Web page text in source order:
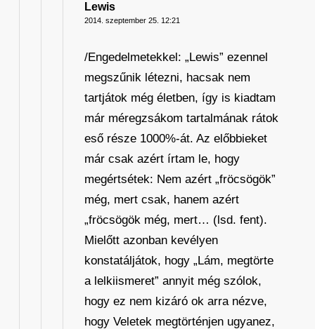
Lewis
2014. szeptember 25. 12:21
/Engedelmetekkel: „Lewis” ezennel
megszűnik létezni, hacsak nem
tartjátok még életben, így is kiadtam
már méregzsákom tartalmának rátok
eső része 1000%-át. Az előbbieket
már csak azért írtam le, hogy
megértsétek: Nem azért „fröcsögök”
még, mert csak, hanem azért
„fröcsögök még, mert… (lsd. fent).
Mielőtt azonban kevélyen
konstatáljátok, hogy „Lám, megtörte
a lelkiismeret” annyit még szólok,
hogy ez nem kizáró ok arra nézve,
hogy Veletek megtörténjen ugyanez,